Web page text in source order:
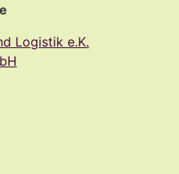
Logistik e.K.